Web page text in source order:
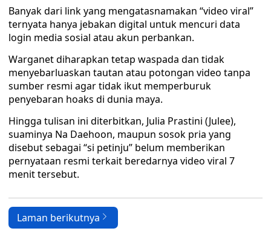
Banyak dari link yang mengatasnamakan “video viral”
ternyata hanya jebakan digital untuk mencuri data
login media sosial atau akun perbankan.
Warganet diharapkan tetap waspada dan tidak
menyebarluaskan tautan atau potongan video tanpa
sumber resmi agar tidak ikut memperburuk
penyebaran hoaks di dunia maya.
Hingga tulisan ini diterbitkan, Julia Prastini (Julee),
suaminya Na Daehoon, maupun sosok pria yang
disebut sebagai “si petinju” belum memberikan
pernyataan resmi terkait beredarnya video viral 7
menit tersebut.
Laman berikutnya